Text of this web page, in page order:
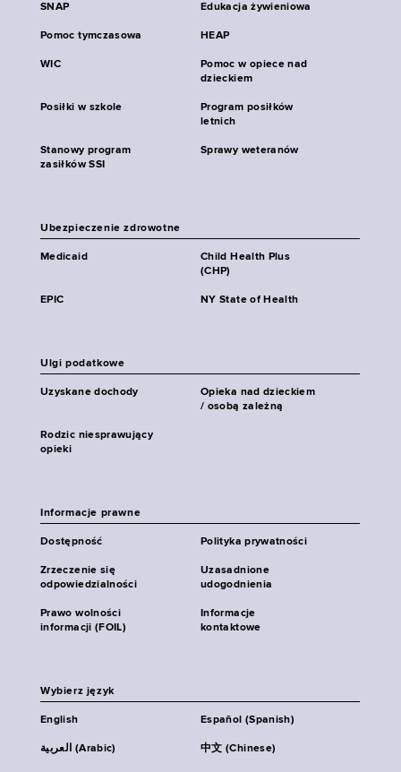
SNAP Edukacja żywieniowa
Pomoc tymczasowa HEAP
WIC
Pomoc w opiece nad
dzieckiem
Posiłki w szkole
Program posiłków
letnich
Stanowy program
zasiłków SSI
Sprawy weteranów
Ubezpieczenie zdrowotne
Medicaid
Child Health Plus
(CHP)
EPIC NY State of Health
Ulgi podatkowe
Uzyskane dochody
Opieka nad dzieckiem
/ osobą zależną
Rodzic niesprawujący
opieki
Informacje prawne
Dostępność Polityka prywatności
Zrzeczenie się
odpowiedzialności
Uzasadnione
udogodnienia
Prawo wolności
informacji (FOIL)
Informacje
kontaktowe
Wybierz język
English Español (Spanish)
العربية (Arabic) 中文 (Chinese)